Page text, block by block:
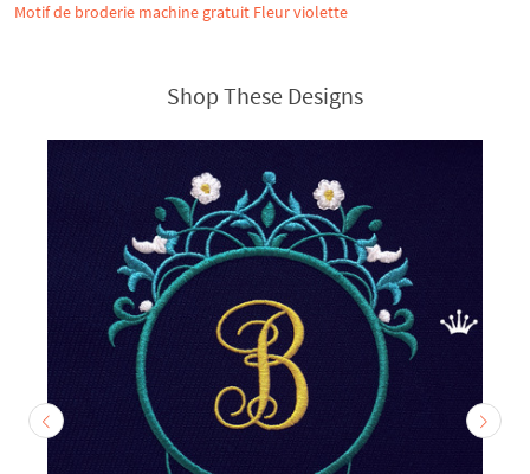
Motif de broderie machine gratuit Fleur violette
Shop These Designs